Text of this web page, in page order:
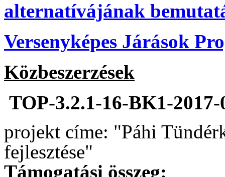
alternatívájának
Versenyképes Járások
Közbeszerzések
TOP-3.2.1-16-BK1-2017-
projekt címe: "Páhi
fejlesztése"
Támogatási összeg: